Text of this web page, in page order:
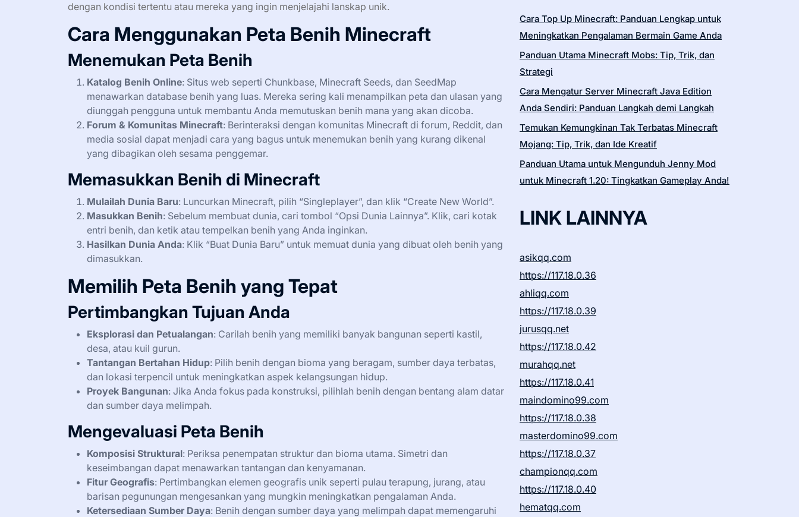
dengan kondisi tertentu atau mereka yang ingin menjelajahi lanskap unik.
Cara Menggunakan Peta Benih Minecraft
Menemukan Peta Benih
Katalog Benih Online: Situs web seperti Chunkbase, Minecraft Seeds, dan SeedMap
menawarkan database benih yang luas. Mereka sering kali menampilkan peta dan ulasan yang
diunggah pengguna untuk membantu Anda memutuskan benih mana yang akan dicoba.
Forum & Komunitas Minecraft: Berinteraksi dengan komunitas Minecraft di forum, Reddit, dan
media sosial dapat menjadi cara yang bagus untuk menemukan benih yang kurang dikenal
yang dibagikan oleh sesama penggemar.
Memasukkan Benih di Minecraft
Mulailah Dunia Baru: Luncurkan Minecraft, pilih “Singleplayer”, dan klik “Create New World”.
Masukkan Benih: Sebelum membuat dunia, cari tombol “Opsi Dunia Lainnya”. Klik, cari kotak
entri benih, dan ketik atau tempelkan benih yang Anda inginkan.
Hasilkan Dunia Anda: Klik “Buat Dunia Baru” untuk memuat dunia yang dibuat oleh benih yang
dimasukkan.
Memilih Peta Benih yang Tepat
Pertimbangkan Tujuan Anda
Eksplorasi dan Petualangan: Carilah benih yang memiliki banyak bangunan seperti kastil,
desa, atau kuil gurun.
Tantangan Bertahan Hidup: Pilih benih dengan bioma yang beragam, sumber daya terbatas,
dan lokasi terpencil untuk meningkatkan aspek kelangsungan hidup.
Proyek Bangunan: Jika Anda fokus pada konstruksi, pilihlah benih dengan bentang alam datar
dan sumber daya melimpah.
Mengevaluasi Peta Benih
Komposisi Struktural: Periksa penempatan struktur dan bioma utama. Simetri dan
keseimbangan dapat menawarkan tantangan dan kenyamanan.
Fitur Geografis: Pertimbangkan elemen geografis unik seperti pulau terapung, jurang, atau
barisan pegunungan mengesankan yang mungkin meningkatkan pengalaman Anda.
Ketersediaan Sumber Daya: Benih dengan sumber daya yang melimpah dapat memengaruhi
Cara Top Up Minecraft: Panduan Lengkap untuk
Meningkatkan Pengalaman Bermain Game Anda
Panduan Utama Minecraft Mobs: Tip, Trik, dan
Strategi
Cara Mengatur Server Minecraft Java Edition
Anda Sendiri: Panduan Langkah demi Langkah
Temukan Kemungkinan Tak Terbatas Minecraft
Mojang: Tip, Trik, dan Ide Kreatif
Panduan Utama untuk Mengunduh Jenny Mod
untuk Minecraft 1.20: Tingkatkan Gameplay Anda!
LINK LAINNYA
asikqq.com
https://117.18.0.36
ahliqq.com
https://117.18.0.39
jurusqq.net
https://117.18.0.42
murahqq.net
https://117.18.0.41
maindomino99.com
https://117.18.0.38
masterdomino99.com
https://117.18.0.37
championqq.com
https://117.18.0.40
hematqq.com